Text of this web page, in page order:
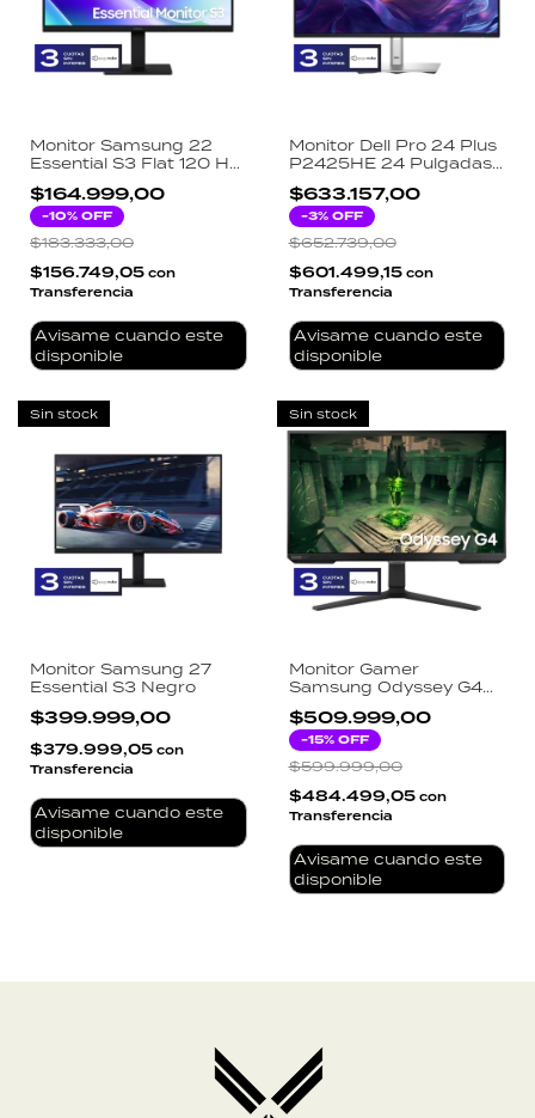
Monitor Samsung 22
Essential S3 Flat 120 Hz
Fhd 1920x1080
$164.999,00
-10% OFF
$183.333,00
$156.749,05 con
Transferencia
Avisame cuando este
disponible
Monitor Dell Pro 24 Plus
P2425HE 24 Pulgadas
IPS USB-C 90W RJ45
Ethernet Hub HDMI
DisplayPort 99 sRGB
$633.157,00
-3% OFF
$652.739,00
$601.499,15 con
Transferencia
Avisame cuando este
disponible
Sin stock
Monitor Samsung 27
Essential S3 Negro
$399.999,00
$379.999,05 con
Transferencia
Avisame cuando este
disponible
Sin stock
Monitor Gamer
Samsung Odyssey G4
27 Pulgadas IPS 240Hz
1ms G-Sync FreeSync
Premium HDR10
Ergonómico
$509.999,00
-15% OFF
$599.999,00
$484.499,05 con
Transferencia
Avisame cuando este
disponible